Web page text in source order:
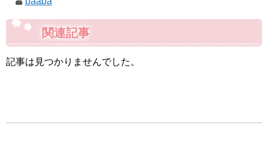
関連記事
記事は見つかりませんでした。